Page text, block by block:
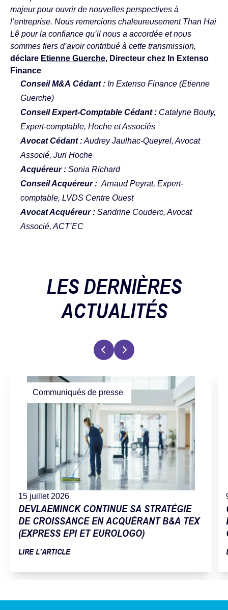
majeur pour ouvrir de nouvelles perspectives à
l’entreprise. Nous remercions chaleureusement Than Hai
Lê pour la confiance qu’il nous a accordée et nous
sommes fiers d’avoir contribué à cette transmission,
déclare Etienne Guerche, Directeur chez In Extenso
Finance
Conseil M&A Cédant : In Extenso Finance (Etienne
Guerche)
Conseil Expert-Comptable Cédant : Catalyne Bouty,
Expert-comptable, Hoche et Associés
Avocat Cédant :Audrey Jaulhac-Queyrel, Avocat
Associé, Juri Hoche
Acquéreur : Sonia Richard
Conseil Acquéreur : Arnaud Peyrat, Expert-
comptable, LVDS Centre Ouest
Avocat Acquéreur : Sandrine Couderc, Avocat
Associé, ACT’EC
LES DERNIÈRES
ACTUALITÉS
Communiqués de presse
15 juillet 2026
DEVLAEMINCK CONTINUE SA STRATÉGIE
DE CROISSANCE EN ACQUÉRANT B&A TEX
(EXPRESS EPI ET EUROLOGO)
LIRE L’ARTICLE